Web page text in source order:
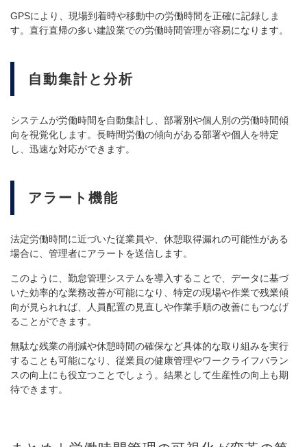
GPSにより、現場到着時や移動中の労働時間を正確に記録しま
す。直行直帰の多い建設業での労働時間管理が容易になります。
自動集計と分析
システムが労働時間を自動集計し、部署別や個人別の労働時間傾
向を視覚化します。長時間労働の傾向がある部署や個人を特定
し、迅速な対応ができます。
アラート機能
法定労働時間に近づいた従業員や、休憩取得漏れの可能性がある
場合に、管理者にアラートを送信します。
このように、勤怠管理システムを導入することで、データに基づ
いた効率的な業務改善が可能になり、特定の現場や作業で残業傾
向が見られれば、人員配置の見直しや作業手順の改善にもつなげ
ることができます。
無駄な残業の削減や休憩時間の確保など具体的な取り組みを実行
することも可能になり、従業員の健康管理やワークライフバラン
スの向上にも役立つことでしょう。結果として生産性の向上も期
待できます。